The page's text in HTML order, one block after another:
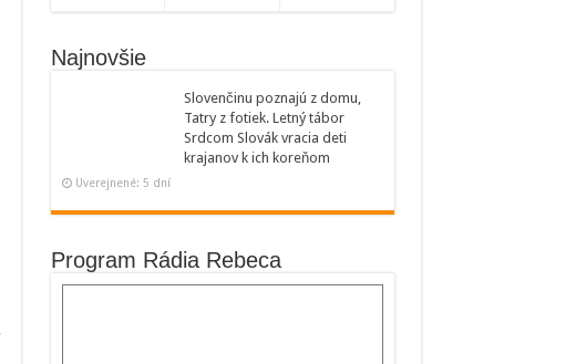
Najnovšie
Slovenčinu poznajú z domu,
Tatry z fotiek. Letný tábor
Srdcom Slovák vracia deti
krajanov k ich koreňom
Uverejnené: 5 dní
Program Rádia Rebeca